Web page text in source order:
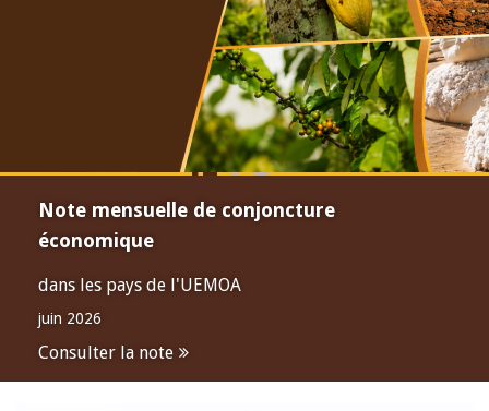
Note mensuelle de conjoncture
économique
dans les pays de l'UEMOA
juin 2026
Consulter la note